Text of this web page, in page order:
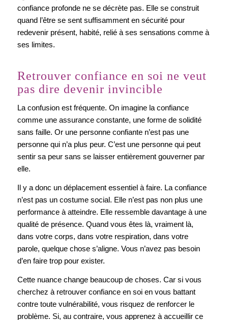
confiance profonde ne se décrète pas. Elle se construit
quand l’être se sent suffisamment en sécurité pour
redevenir présent, habité, relié à ses sensations comme à
ses limites.
Retrouver confiance en soi ne veut
pas dire devenir invincible
La confusion est fréquente. On imagine la confiance
comme une assurance constante, une forme de solidité
sans faille. Or une personne confiante n’est pas une
personne qui n’a plus peur. C’est une personne qui peut
sentir sa peur sans se laisser entièrement gouverner par
elle.
Il y a donc un déplacement essentiel à faire. La confiance
n’est pas un costume social. Elle n’est pas non plus une
performance à atteindre. Elle ressemble davantage à une
qualité de présence. Quand vous êtes là, vraiment là,
dans votre corps, dans votre respiration, dans votre
parole, quelque chose s’aligne. Vous n’avez pas besoin
d’en faire trop pour exister.
Cette nuance change beaucoup de choses. Car si vous
cherchez à retrouver confiance en soi en vous battant
contre toute vulnérabilité, vous risquez de renforcer le
problème. Si, au contraire, vous apprenez à accueillir ce